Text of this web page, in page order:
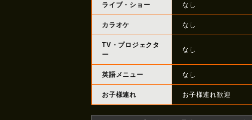
ライブ・ショー なし
カラオケ なし
TV・プロジェクタ
ー
なし
英語メニュー なし
お子様連れ お子様連れ歓迎